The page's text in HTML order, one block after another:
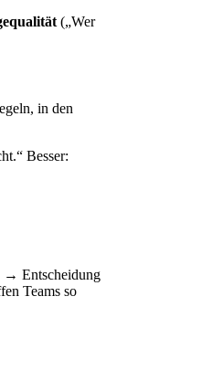
(„Wer
in den
Besser:
→ Entscheidung
Teams so